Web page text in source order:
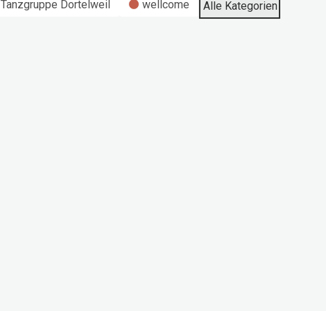
Tanzgruppe Dortelweil wellcome Alle Kategorien